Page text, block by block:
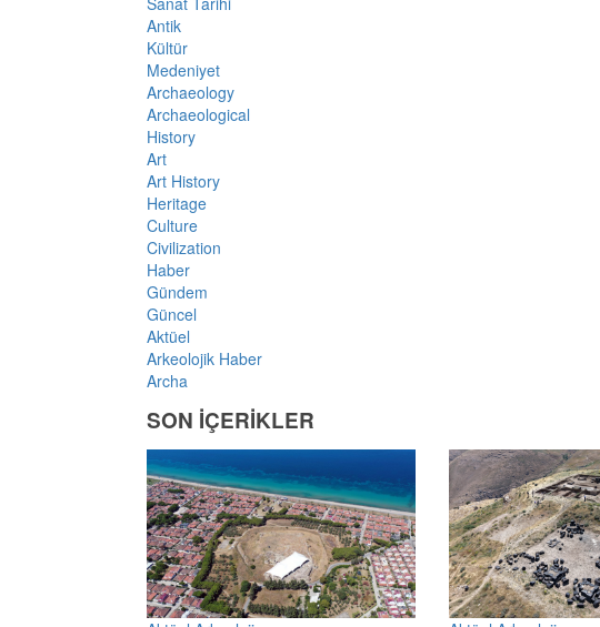
Antik
Kültür
Medeniyet
Archaeology
Archaeological
History
Art
Art History
Heritage
Culture
Civilization
Haber
Gündem
Güncel
Aktüel
Arkeolojik Haber
Archa
SON İÇERİKLER